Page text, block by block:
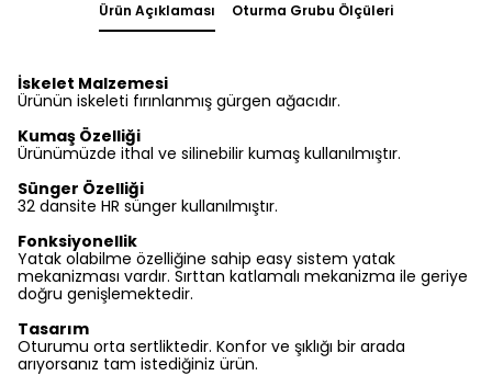
Ürün Açıklaması Oturma Grubu Ölçüleri
İskelet Malzemesi
Ürünün iskeleti fırınlanmış gürgen ağacıdır.
Kumaş Özelliği
Ürünümüzde ithal ve silinebilir kumaş kullanılmıştır.
Sünger Özelliği
32 dansite HR sünger kullanılmıştır.
Fonksiyonellik
Yatak olabilme özelliğine sahip easy sistem yatak
mekanizması vardır. Sırttan katlamalı mekanizma ile geriye
doğru genişlemektedir.
Tasarım
Oturumu orta sertliktedir. Konfor ve şıklığı bir arada
arıyorsanız tam istediğiniz ürün.